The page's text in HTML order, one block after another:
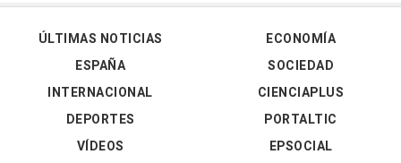
ÚLTIMAS NOTICIAS
ESPAÑA
INTERNACIONAL
DEPORTES
VÍDEOS
ECONOMÍA
SOCIEDAD
CIENCIAPLUS
PORTALTIC
EPSOCIAL